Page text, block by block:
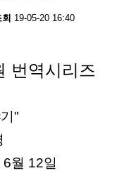
19-05-20 16:40
번역시리즈
"
월 12일